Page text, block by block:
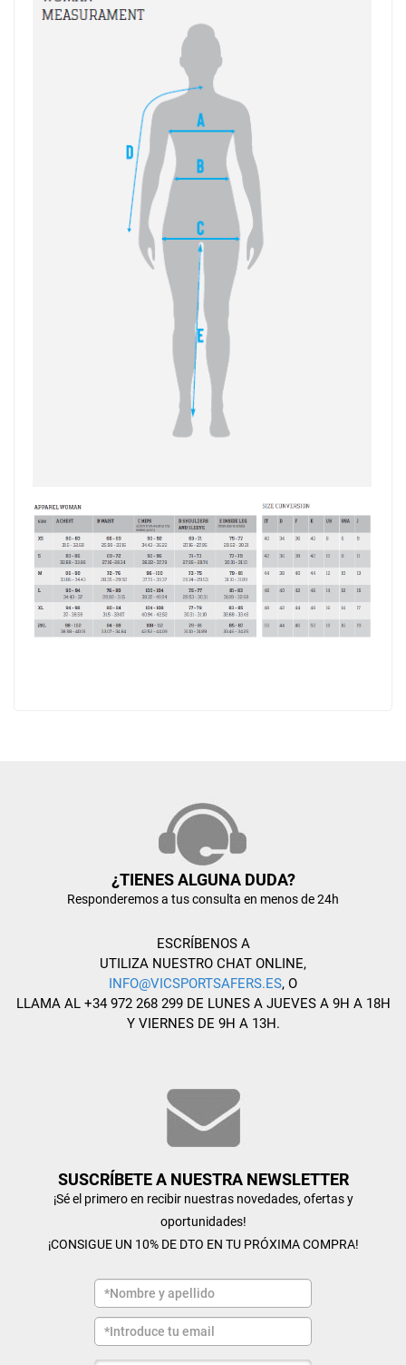
¿TIENES ALGUNA DUDA?
Responderemos a tus consulta en menos de 24h
ESCRÍBENOS A
UTILIZA NUESTRO CHAT ONLINE,
INFO@VICSPORTSAFERS.ES, O
LLAMA AL +34 972 268 299 DE LUNES A JUEVES A 9H A 18H
Y VIERNES DE 9H A 13H.
SUSCRÍBETE A NUESTRA NEWSLETTER
¡Sé el primero en recibir nuestras novedades, ofertas y
oportunidades!
¡CONSIGUE UN 10% DE DTO EN TU PRÓXIMA COMPRA!